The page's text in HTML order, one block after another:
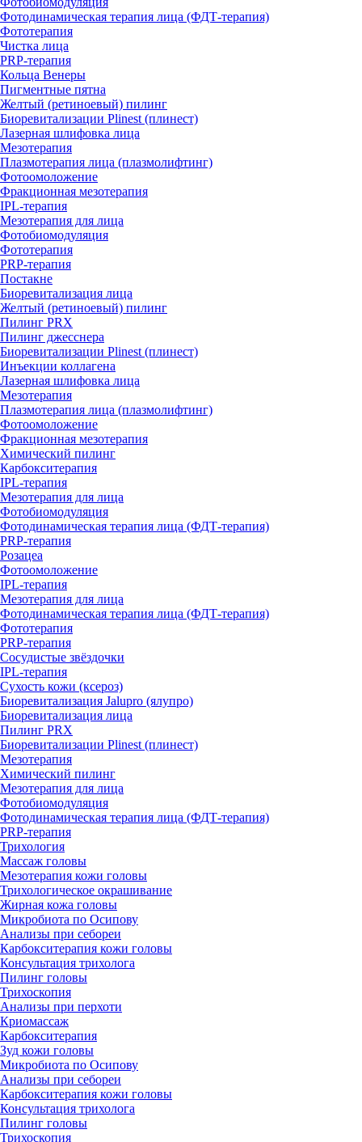
Фотодинамическая терапия лица (ФДТ-терапия)
Фототерапия
Чистка лица
PRP-терапия
Кольца Венеры
Пигментные пятна
Желтый (ретиноевый) пилинг
Биоревитализации Plinest (плинест)
Лазерная шлифовка лица
Мезотерапия
Плазмотерапия лица (плазмолифтинг)
Фотоомоложение
Фракционная мезотерапия
IPL‑терапия
Мезотерапия для лица
Фотобиомодуляция
Фототерапия
PRP-терапия
Постакне
Биоревитализация лица
Желтый (ретиноевый) пилинг
Пилинг PRX
Пилинг джесснера
Биоревитализации Plinest (плинест)
Инъекции коллагена
Лазерная шлифовка лица
Мезотерапия
Плазмотерапия лица (плазмолифтинг)
Фотоомоложение
Фракционная мезотерапия
Химический пилинг
Карбокситерапия
IPL‑терапия
Мезотерапия для лица
Фотобиомодуляция
Фотодинамическая терапия лица (ФДТ-терапия)
PRP-терапия
Розацеа
Фотоомоложение
IPL‑терапия
Мезотерапия для лица
Фотодинамическая терапия лица (ФДТ-терапия)
Фототерапия
PRP-терапия
Сосудистые звёздочки
IPL‑терапия
Сухость кожи (ксероз)
Биоревитализация Jalupro (ялупро)
Биоревитализация лица
Пилинг PRX
Биоревитализации Plinest (плинест)
Мезотерапия
Химический пилинг
Мезотерапия для лица
Фотобиомодуляция
Фотодинамическая терапия лица (ФДТ-терапия)
PRP-терапия
Трихология
Массаж головы
Мезотерапия кожи головы
Трихологическое окрашивание
Жирная кожа головы
Микробиота по Осипову
Анализы при себореи
Карбокситерапия кожи головы
Консультация трихолога
Пилинг головы
Трихоскопия
Анализы при перхоти
Криомассаж
Карбокситерапия
Зуд кожи головы
Микробиота по Осипову
Анализы при себореи
Карбокситерапия кожи головы
Консультация трихолога
Пилинг головы
Трихоскопия